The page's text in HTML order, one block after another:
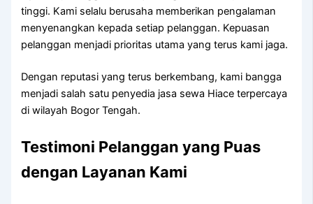
tinggi. Kami selalu berusaha memberikan pengalaman
menyenangkan kepada setiap pelanggan. Kepuasan
pelanggan menjadi prioritas utama yang terus kami jaga.
Dengan reputasi yang terus berkembang, kami bangga
menjadi salah satu penyedia jasa sewa Hiace terpercaya
di wilayah Bogor Tengah.
Testimoni Pelanggan yang Puas
dengan Layanan Kami